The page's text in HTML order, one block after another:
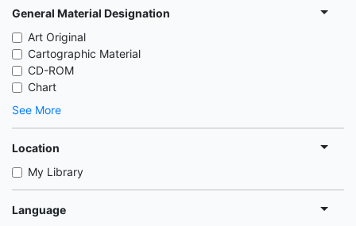
General Material Designation
Art Original
Cartographic Material
CD-ROM
Chart
See More
Location
My Library
Language